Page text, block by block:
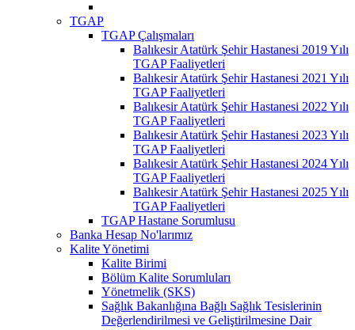
TGAP
TGAP Çalışmaları
Balıkesir Atatürk Şehir Hastanesi 2019 Yılı
TGAP Faaliyetleri
Balıkesir Atatürk Şehir Hastanesi 2021 Yılı
TGAP Faaliyetleri
Balıkesir Atatürk Şehir Hastanesi 2022 Yılı
TGAP Faaliyetleri
Balıkesir Atatürk Şehir Hastanesi 2023 Yılı
TGAP Faaliyetleri
Balıkesir Atatürk Şehir Hastanesi 2024 Yılı
TGAP Faaliyetleri
Balıkesir Atatürk Şehir Hastanesi 2025 Yılı
TGAP Faaliyetleri
TGAP Hastane Sorumlusu
Banka Hesap No'larımız
Kalite Yönetimi
Kalite Birimi
Bölüm Kalite Sorumluları
Yönetmelik (SKS)
Sağlık Bakanlığına Bağlı Sağlık Tesislerinin
Değerlendirilmesi ve Geliştirilmesine Dair